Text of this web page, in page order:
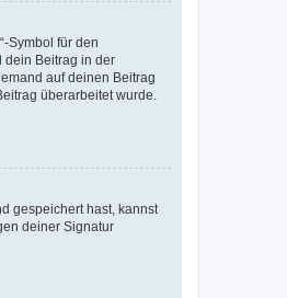
Symbol für den
dein Beitrag in der
auf deinen Beitrag
überarbeitet wurde.
gespeichert hast, kannst
deiner Signatur